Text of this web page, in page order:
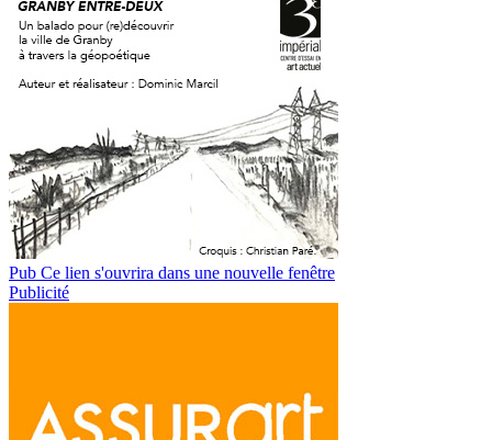
Pub Ce lien s'ouvrira dans une nouvelle fenêtre
Publicité